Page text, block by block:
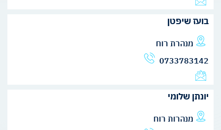
בועז שיפטן
מנהרת רוח
0733783142
יונתן שלומי
מנהרות רוח